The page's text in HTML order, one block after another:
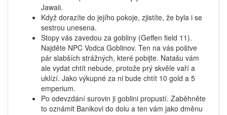
Jawaii.
Když dorazíte do jejího pokoje, zjistíte, že byla i se
sestrou unesena.
Stopy vás zavedou za gobliny (Geffen field 11).
Najděte NPC Vodca Goblinov. Ten na vás poštve
pár slabších strážných, které pobijte. Natašu vám
ale vydat chtít nebude, protože prý skvěle vaří a
uklízí. Jako výkupné za ni bude chtít 10 gold a 5
emperium.
Po odevzdání surovin ji goblini propustí. Zaběhněte
to oznámit Banikovi do dolu a ten vám jako dměnu